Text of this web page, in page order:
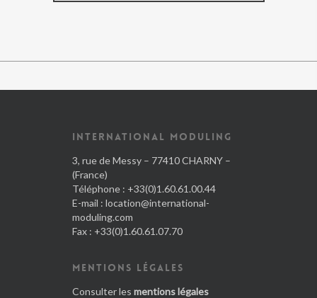
INTERNATIONAL MODULING
3, rue de Messy – 77410 CHARNY –
(France)
Téléphone : +33(0)1.60.61.00.44
E-mail : location@international-
moduling.com
Fax : +33(0)1.60.61.07.70
MENTIONS LÉGALES
Consulter les mentions légales